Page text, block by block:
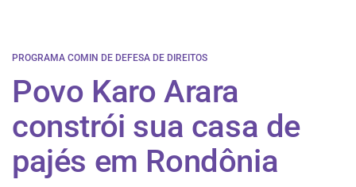
PROGRAMA COMIN DE DEFESA DE DIREITOS
Povo Karo Arara
constrói sua casa de
pajés em Rondônia